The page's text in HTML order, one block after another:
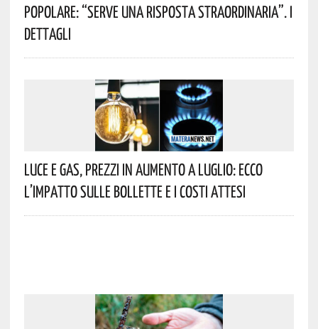
Popolare: “serve Una Risposta Straordinaria”. I
Dettagli
Luce E Gas, Prezzi In Aumento A Luglio: Ecco
L’impatto Sulle Bollette E I Costi Attesi